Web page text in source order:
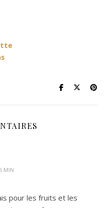
MIN
pour les fruits et les